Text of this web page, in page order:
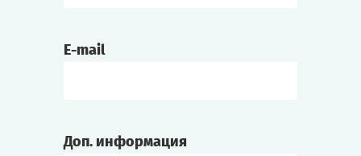
E-mail
Доп. информация